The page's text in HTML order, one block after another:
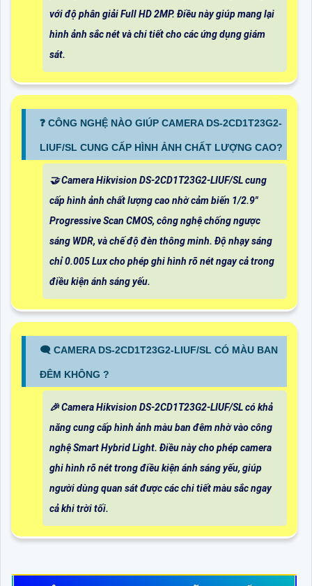
với độ phân giải Full HD 2MP. Điều này giúp mang lại
hình ảnh sắc nét và chi tiết cho các ứng dụng giám
sát.
❓ CÔNG NGHỆ NÀO GIÚP CAMERA DS-2CD1T23G2-
LIUF/SL CUNG CẤP HÌNH ẢNH CHẤT LƯỢNG CAO?
🤝 Camera Hikvision DS-2CD1T23G2-LIUF/SL cung
cấp hình ảnh chất lượng cao nhờ cảm biến 1/2.9"
Progressive Scan CMOS, công nghệ chống ngược
sáng WDR, và chế độ đèn thông minh. Độ nhạy sáng
chỉ 0.005 Lux cho phép ghi hình rõ nét ngay cả trong
điều kiện ánh sáng yếu.
🗨️ CAMERA DS-2CD1T23G2-LIUF/SL CÓ MÀU BAN
ĐÊM KHÔNG ?
️🎉 Camera Hikvision DS-2CD1T23G2-LIUF/SL có khả
năng cung cấp hình ảnh màu ban đêm nhờ vào công
nghệ Smart Hybrid Light. Điều này cho phép camera
ghi hình rõ nét trong điều kiện ánh sáng yếu, giúp
người dùng quan sát được các chi tiết màu sắc ngay
cả khi trời tối.